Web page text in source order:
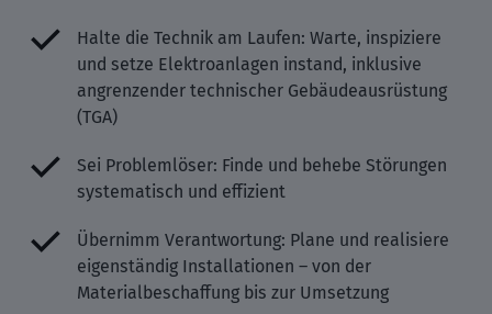
Halte die Technik am Laufen: Warte, inspiziere
und setze Elektroanlagen instand, inklusive
angrenzender technischer Gebäudeausrüstung
(TGA)
Sei Problemlöser: Finde und behebe Störungen
systematisch und effizient
Übernimm Verantwortung: Plane und realisiere
eigenständig Installationen – von der
Materialbeschaffung bis zur Umsetzung